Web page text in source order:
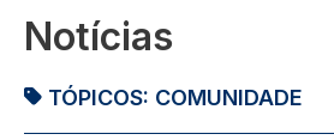
Notícias
TÓPICOS: COMUNIDADE